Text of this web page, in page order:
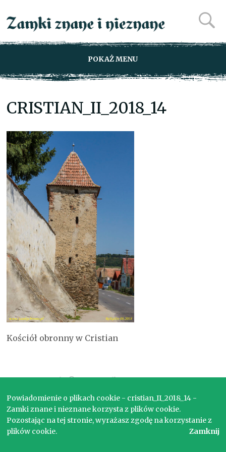
POKAŻ MENU
CRISTIAN_II_2018_14
Kościół obronny w Cristian
Copyright © 2017. Wszelkie prawa zastrzeżone.
Powiadomienie o plikach cookie - cristian_II_2018_14 -
Zamki znane i nieznane korzysta z plików cookie.
Pozostając na tej stronie, wyrażasz zgodę na korzystanie z
plików cookie.
Zamknij